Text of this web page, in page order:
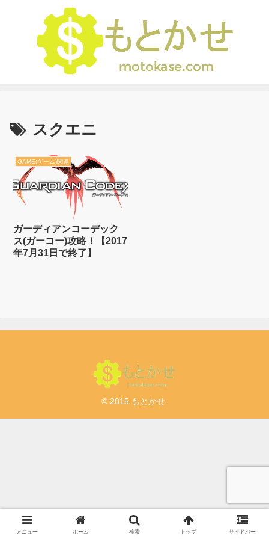
スクエニ
GAME(ゲーム)関連
ガーディアンコーデック
ス(ガーコー)攻略！【2017
年7月31日で終了】
© 2015 もとかせ.
メニュー ホーム 検索 トップ サイドバー